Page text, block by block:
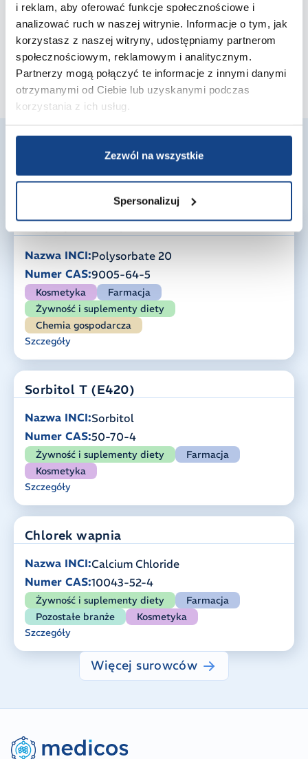
i reklam, aby oferować funkcje społecznościowe i
analizować ruch w naszej witrynie. Informacje o tym, jak
korzystasz z naszej witryny, udostępniamy partnerom
społecznościowym, reklamowym i analitycznym.
Partnerzy mogą połączyć te informacje z innymi danymi
otrzymanymi od Ciebie lub uzyskanymi podczas
korzystania z ich usług.
Zezwól na wszystkie
Spersonalizuj
Odkryj naszą ofertę
Surowce znajdujące zastosowanie w żywności i
suplementach diety
Nazwa INCI:Polysorbate 20
Numer CAS:9005-64-5
Kosmetyka
Farmacja
Żywność i suplementy diety
Chemia gospodarcza
Szczegóły
Sorbitol T (E420)
Nazwa INCI:Sorbitol
Numer CAS:50-70-4
Żywność i suplementy diety
Farmacja
Kosmetyka
Szczegóły
Chlorek wapnia
Nazwa INCI:Calcium Chloride
Numer CAS:10043-52-4
Żywność i suplementy diety
Farmacja
Pozostałe branże
Kosmetyka
Szczegóły
Więcej surowców